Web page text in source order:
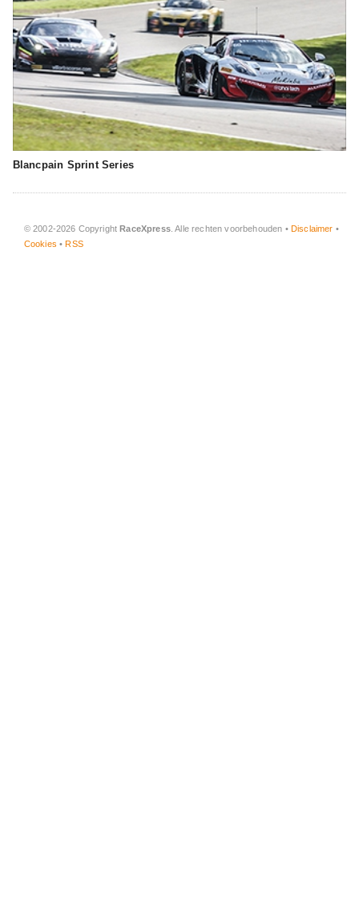
Blancpain Sprint Series
© 2002-2026 CopyrightRaceXpress. Alle rechten voorbehouden • Disclaimer •
Cookies •RSS